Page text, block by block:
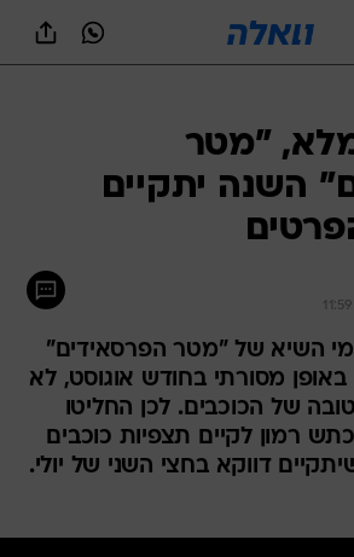
"מטר
השנה יתקיים
השיא של "מטר הפרסאידים"
מסורתי בחודש אוגוסט, לא
של הכוכבים. לכן החליטו
רמון לקיים תצפיות כוכבים
דווקא בחצי השני של יולי.